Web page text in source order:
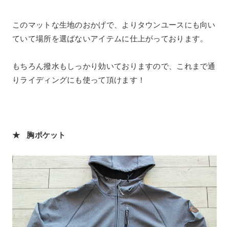
このマットな生地のおかげで、よりタウンユースにも向い
ていて場所を選ばないアイテムに仕上がっております。
もちろん撥水もしっかり効いておりますので、これまで通
りライディングにも使って頂けます！
★ 胸ポケット